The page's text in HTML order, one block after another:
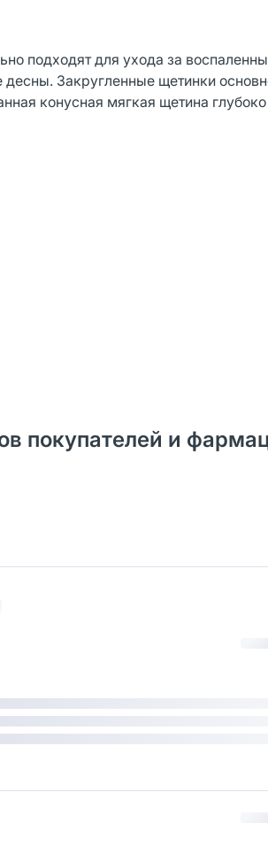
подходят для ухода за
Закругленные щетинки
конусная мягкая щетина
покупателей и